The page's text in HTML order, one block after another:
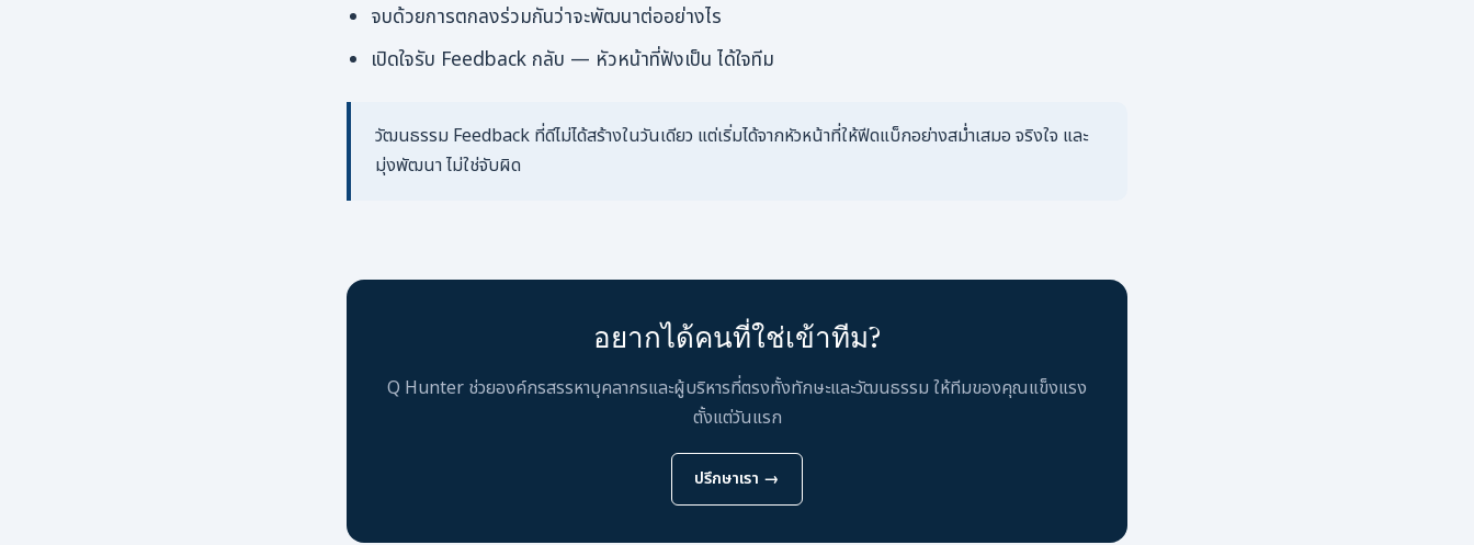
จบด้วยการตกลงร่วมกันว่าจะพัฒนาต่ออย่างไร
เปิดใจรับ Feedback กลับ — หัวหน้าที่ฟังเป็น ได้ใจทีม
วัฒนธรรม Feedback ที่ดีไม่ได้สร้างในวันเดียว แต่เริ่มได้จากหัวหน้าที่ให้ฟีดแบ็กอย่างสม่ำเสมอ จริงใจ และ
มุ่งพัฒนา ไม่ใช่จับผิด
อยากได้คนที่ใช่เข้าทีม?
Q Hunter ช่วยองค์กรสรรหาบุคลากรและผู้บริหารที่ตรงทั้งทักษะและวัฒนธรรม ให้ทีมของคุณแข็งแรง
ตั้งแต่วันแรก
ปรึกษาเรา →